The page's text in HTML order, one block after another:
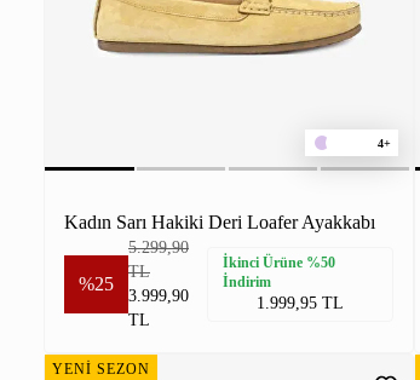
4+
Kadın Sarı Hakiki Deri Loafer Ayakkabı
%25
5.299,90
TL
3.999,90
TL
İkinci Ürüne %50
İndirim
1.999,95 TL
YENİ SEZON